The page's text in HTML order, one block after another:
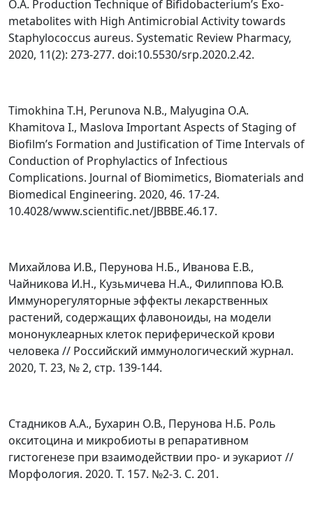
O.A. Production Technique of Bifidobacterium’s Exo-
metabolites with High Antimicrobial Activity towards
Staphylococcus aureus. Systematic Review Pharmacy,
2020, 11(2): 273-277. doi:10.5530/srp.2020.2.42.
Timokhina T.H, Perunova N.B., Malyugina O.A.
Khamitova I., Maslova Important Aspects of Staging of
Biofilm’s Formation and Justification of Time Intervals of
Conduction of Prophylactics of Infectious
Complications. Journal of Biomimetics, Biomaterials and
Biomedical Engineering. 2020, 46. 17-24.
10.4028/www.scientific.net/JBBBE.46.17.
Михайлова И.В., Перунова Н.Б., Иванова Е.В.,
Чайникова И.Н., Кузьмичева Н.А., Филиппова Ю.В.
Иммунорегуляторные эффекты лекарственных
растений, содержащих флавоноиды, на модели
мононуклеарных клеток периферической крови
человека // Российский иммунологический журнал.
2020, Т. 23, № 2, стр. 139-144.
Стадников А.А., Бухарин О.В., Перунова Н.Б. Роль
окситоцина и микробиоты в репаративном
гистогенезе при взаимодействии про- и эукариот //
Морфология. 2020. Т. 157. №2-3. С. 201.